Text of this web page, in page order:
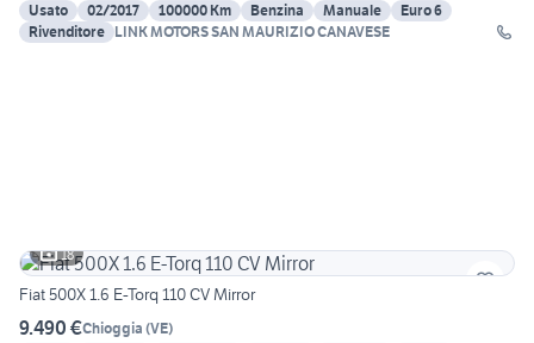
Usato
02/2017 100000 Km Benzina Manuale
Euro 6
Rivenditore LINK MOTORS SAN MAURIZIO CANAVESE
18
Fiat 500X 1.6 E-Torq 110 CV Mirror
9.490 €Chioggia (VE)